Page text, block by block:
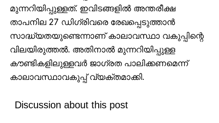
മുന്നറിയിപ്പുള്ളത്. ഇവിടങ്ങളിൽ അന്തരീക്ഷ
താപനില 27 ഡിഗ്രിവരെ രേഖപ്പെടുത്താൻ
സാദ്ധ്യതയുണ്ടെന്നാണ് കാലാവസ്ഥാ വകുപ്പിന്റെ
വിലയിരുത്തൽ. അതിനാൽ മുന്നറിയിപ്പുള്ള
കൗണ്ടികളിലുള്ളവർ ജാഗ്രത പാലിക്കണമെന്ന്
കാലാവസ്ഥാവകുപ്പ് വ്യക്തമാക്കി.
Discussion about this post